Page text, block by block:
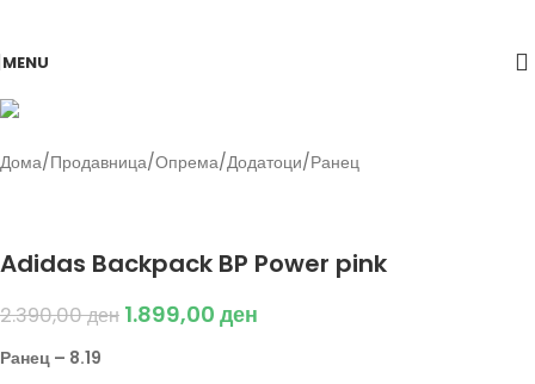
MENU
-21%
Дома/Продавница/Опрема/Додатоци/Ранец
Adidas Backpack BP Power pink
2.390,00ден 1.899,00 ден
Ранец – 8.19